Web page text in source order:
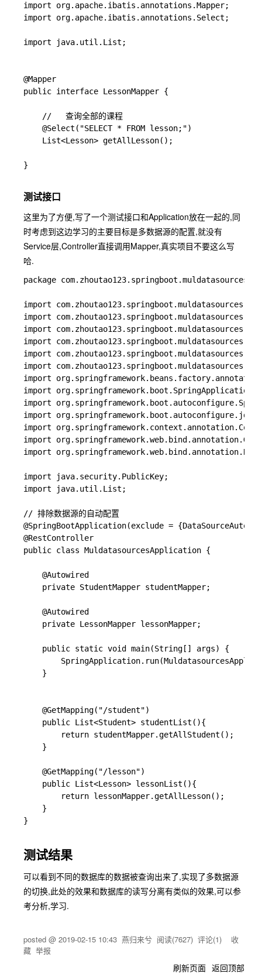
import org.apache.ibatis.annotations.Mapper;
import org.apache.ibatis.annotations.Select;
import java.util.List;
@Mapper
public interface LessonMapper {
    @Select("SELECT * FROM lesson;")
    List<Lesson> getAllLesson();
}
测试接口
这里为了方便,写了一个测试接口和Application放在一起的,同
时考虑到这边学习的主要目标是多数据源的配置,就没有
Service层,Controller直接调用Mapper,真实项目不要这么写
哈.
package com.zhoutao123.springboot.muldatasources;
import
import
import
import
import
import
import
import org.springframework.boot.SpringApplication;
import
import
import
import
import
import java.security.PublicKey;
import java.util.List;
// 排除数据源的自动配置
@SpringBootApplication(exclude =
@RestController
public class MuldatasourcesApplication {
    @Autowired
    private StudentMapper studentMapper;
    @Autowired
    private LessonMapper lessonMapper;
    public static void main(String[] args) {
    }
    @GetMapping("/student")
    public List<Student> studentList(){
        return studentMapper.getAllStudent();
    }
    @GetMapping("/lesson")
    public List<Lesson> lessonList(){
        return lessonMapper.getAllLesson();
    }
}
测试结果
可以看到不同的数据库的数据被查询出来了,实现了多数据源
的切换,此处的效果和数据库的读写分离有类似的效果,可以参
考分析,学习.
posted @ 2019-02-15 10:43 燕归来兮 阅读(7627) 评论(1) 收
藏 举报
刷新页面 返回顶部